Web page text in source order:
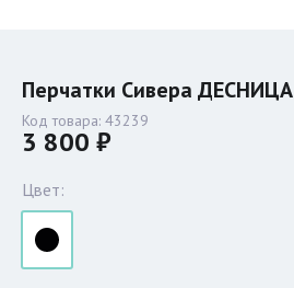
Перчатки Сивера ДЕСНИЦА
Код товара: 43239
3 800 ₽
Цвет: